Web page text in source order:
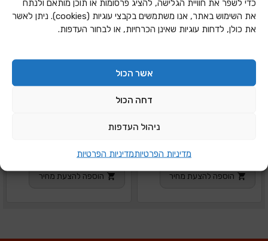
כדי לשפר את חוויית הגלישה, להציג פרסומות או תוכן מותאם ולנתח
את השימוש באתר, אנו משתמשים בקבצי עוגיות (cookies). ניתן לאשר
את כולן, לדחות עוגיות שאינן הכרחיות, או לבחור העדפות.
אשר הכול
דחה הכול
ניהול העדפות
מדיניות הפרטיותמדיניות הפרטיות
יחידות חאן
הוספה להצעת מחיר
יחידות ג'וליבר GDZC
הוספה להצעת מחיר